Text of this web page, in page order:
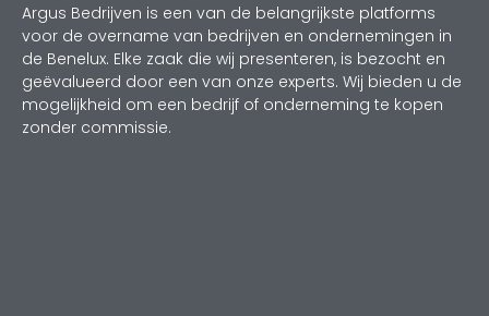
Argus Bedrijven is een van de belangrijkste platforms
voor de overname van bedrijven en ondernemingen in
de Benelux. Elke zaak die wij presenteren, is bezocht en
geëvalueerd door een van onze experts. Wij bieden u de
mogelijkheid om een bedrijf of onderneming te kopen
zonder commissie.